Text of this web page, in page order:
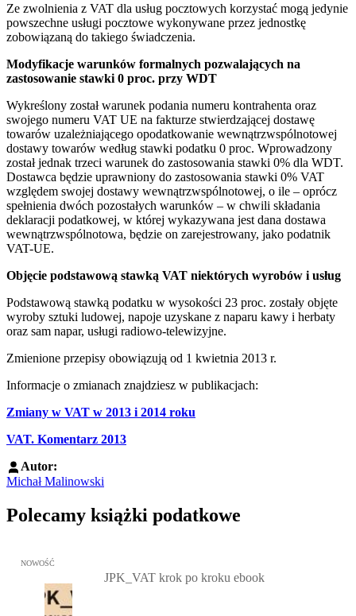
Ze zwolnienia z VAT dla usług pocztowych korzystać mogą jedynie
powszechne usługi pocztowe wykonywane przez jednostkę
zobowiązaną do takiego świadczenia.
Modyfikacje warunków formalnych pozwalających na
zastosowanie stawki 0 proc. przy WDT
Wykreślony został warunek podania numeru kontrahenta oraz
swojego numeru VAT UE na fakturze stwierdzającej dostawę
towarów uzależniającego opodatkowanie wewnątrzwspólnotowej
dostawy towarów według stawki podatku 0 proc. Wprowadzony
został jednak trzeci warunek do zastosowania stawki 0% dla WDT.
Dostawca będzie uprawniony do zastosowania stawki 0% VAT
względem swojej dostawy wewnątrzwspólnotowej, o ile – oprócz
spełnienia dwóch pozostałych warunków – w chwili składania
deklaracji podatkowej, w której wykazywana jest dana dostawa
wewnątrzwspólnotowa, będzie on zarejestrowany, jako podatnik
VAT-UE.
Objęcie podstawową stawką VAT niektórych wyrobów i usług
Podstawową stawką podatku w wysokości 23 proc. zostały objęte
wyroby sztuki ludowej, napoje uzyskane z naparu kawy i herbaty
oraz sam napar, usługi radiowo-telewizyjne.
Zmienione przepisy obowiązują od 1 kwietnia 2013 r.
Informacje o zmianach znajdziesz w publikacjach:
Zmiany w VAT w 2013 i 2014 roku
VAT. Komentarz 2013
Autor:
Michał Malinowski
Polecamy książki podatkowe
Przejdź do: JPK_VAT krok po kroku ebook, Patrycja Kubiesa -
NOWOŚĆ
JPK_VAT krok po kroku ebook